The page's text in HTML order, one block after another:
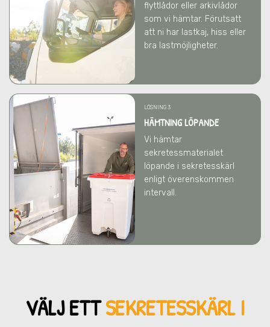
flyttlådor eller arkivlådor
som vi hämtar. Förutsatt
att ni har lastkaj, hiss eller
bra lastmöjligheter.
LÖSNING 3
HÄMTNING LÖPANDE
Vi hämtar
sekretessmaterialet
löpande i sekretesskärl
enligt överenskommen
intervall.
VÄLJ ETTSEKRETESSKÄRL I